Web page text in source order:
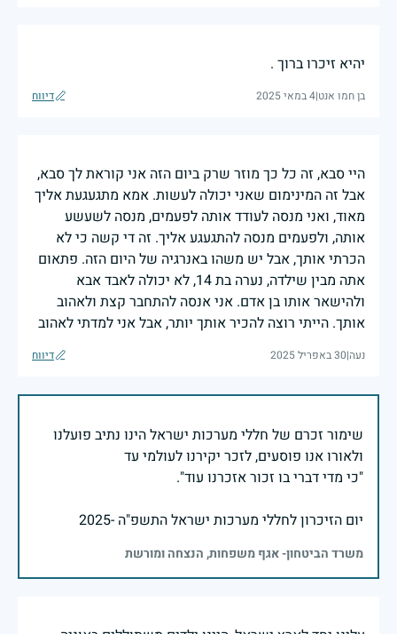
יהיא זיכרו ברוך .
בן חמו אנט|4 במאי 2025 דיווח
היי סבא, זה כל כך מוזר שרק ביום הזה אני קוראת לך סבא,
אבל זה המינימום שאני יכולה לעשות. אמא מתגעגעת אליך
מאוד, ואני מנסה לעודד אותה לפעמים, מנסה לשעשע
אותה, ולפעמים מנסה להתגעגע אליך. זה די קשה כי לא
הכרתי אותך, אבל יש משהו באנרגיה של היום הזה. פתאום
אתה מבין שילדה, נערה בת 14, לא יכולה לאבד אבא
ולהישאר אותו בן אדם. אני אנסה להתחבר קצת ולאהוב
אותך. הייתי רוצה להכיר אותך יותר, אבל אני למדתי לאהוב
נעה|30 באפריל 2025 דיווח
שימור זכרם של חללי מערכות ישראל הינו נתיב פועלנו
יום הזיכרון לחללי מערכות ישראל התשפ"ה -2025
משרד הביטחון- אגף משפחות, הנצחה ומורשת